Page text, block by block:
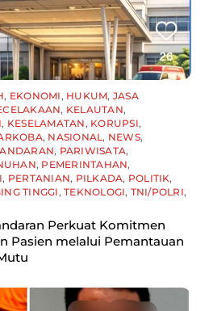
, EKONOMI, HUKUM, JASA
, KELAUTAN,
, KESELAMATAN, KORUPSI,
, NASIONAL, NEWS,
, PARIWISATA,
, PEMERINTAHAN,
, PERTANIAN, PILKADA, POLITIK,
TINGGI,TEKNOLOGI, TNI/POLRI,
Perkuat Komitmen
Pasien melalui Pemantauan